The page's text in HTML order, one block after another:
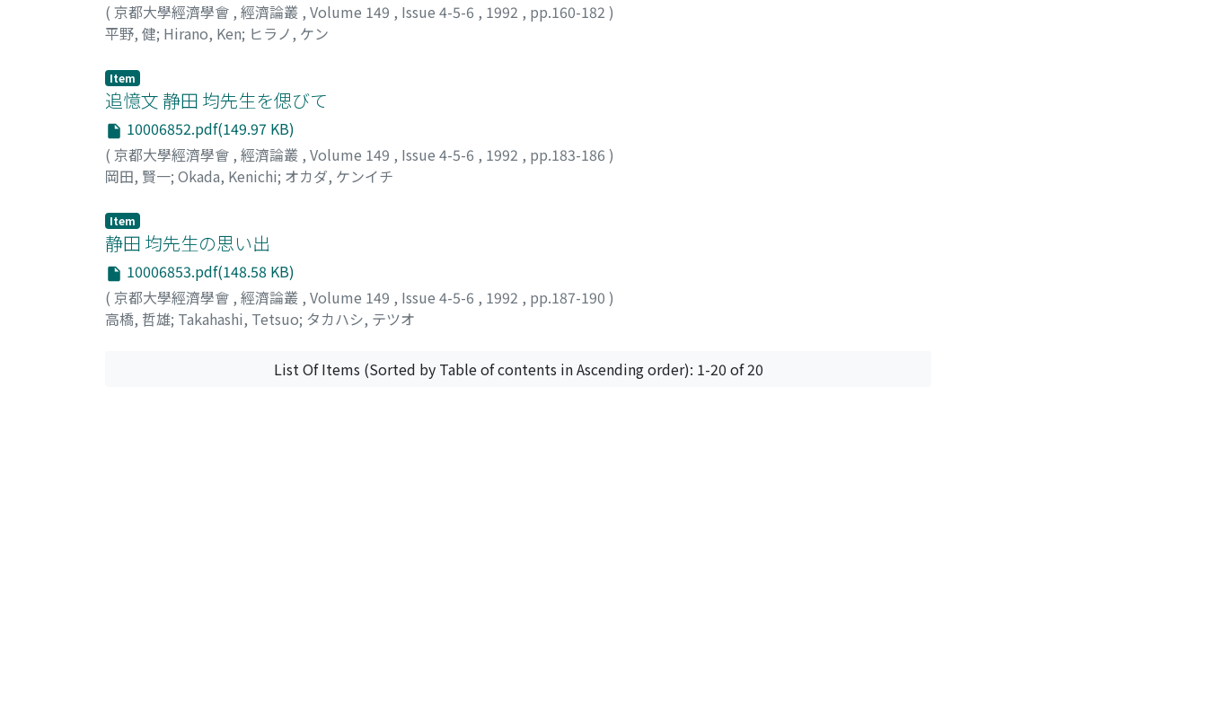
( 京都大學經濟學會 , 經濟論叢 , Volume 149 , Issue 4-5-6 , 1992 , pp.160-182 )
平野, 健; Hirano, Ken; ヒラノ, ケン
Item
追憶文 静田 均先生を偲びて
10006852.pdf(149.97 KB)
( 京都大學經濟學會 , 經濟論叢 , Volume 149 , Issue 4-5-6 , 1992 , pp.183-186 )
岡田, 賢一; Okada, Kenichi; オカダ, ケンイチ
Item
静田 均先生の思い出
10006853.pdf(148.58 KB)
( 京都大學經濟學會 , 經濟論叢 , Volume 149 , Issue 4-5-6 , 1992 , pp.187-190 )
高橋, 哲雄; Takahashi, Tetsuo; タカハシ, テツオ
List Of Items (Sorted by Table of contents in Ascending order): 1-20 of 20